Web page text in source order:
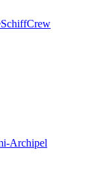
SchiffCrew
Archipel